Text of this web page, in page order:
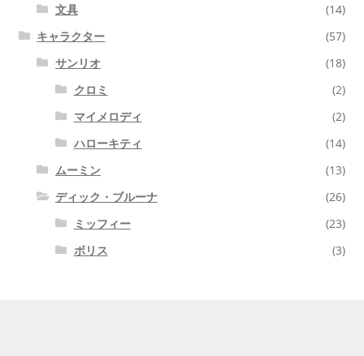
文具
(14)
キャラクター
(57)
サンリオ
(18)
クロミ
(2)
マイメロディ
(2)
ハローキティ
(14)
ムーミン
(13)
ディック・ブルーナ
(26)
ミッフィー
(23)
ボリス
(3)